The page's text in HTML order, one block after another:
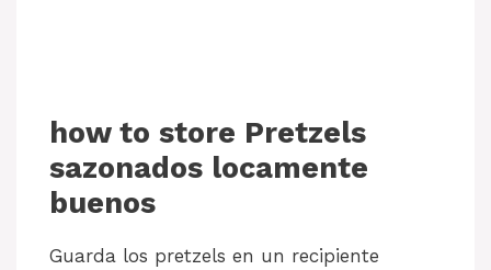
how to store Pretzels
sazonados locamente
buenos
Guarda los pretzels en un recipiente